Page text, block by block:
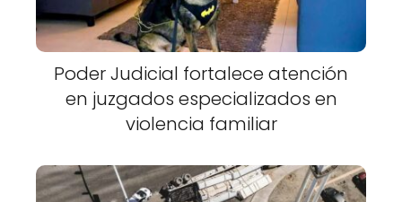
Poder Judicial fortalece atención
en juzgados especializados en
violencia familiar